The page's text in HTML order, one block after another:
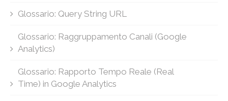
Glossario: Query String URL
Glossario: Raggruppamento Canali (Google
Analytics)
Glossario: Rapporto Tempo Reale (Real
Time) in Google Analytics